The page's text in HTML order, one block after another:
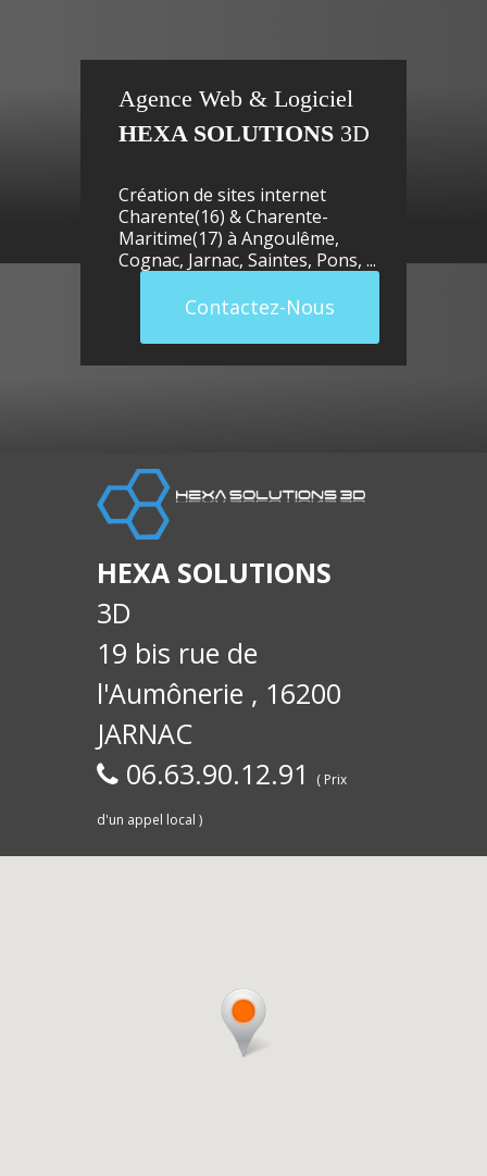
Maguy -
Commerce,
Saintes
Agence Web & Logiciel
HEXA SOLUTIONS 3D
Création de sites internet
Charente(16) & Charente-
Maritime(17) à Angoulême,
Cognac, Jarnac, Saintes, Pons, ...
Contactez-Nous
HEXA SOLUTIONS
3D
19 bis rue de
l'Aumônerie , 16200
JARNAC
06.63.90.12.91
( Prix
d'un appel local )